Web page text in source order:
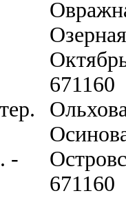
-
671160
671160